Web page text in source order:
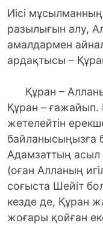
Иісі
разылығын алу,
амалдармен
ардақтысы –
Құран –
Құран – ғажайып.
жетелейтін
байланысыңызға
Адамзаттың
(оған Алланың
соғыста Шейіт
кезде де, Құран
жоғары қойған